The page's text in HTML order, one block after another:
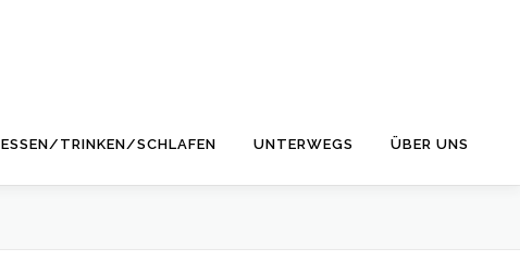
ESSEN/TRINKEN/SCHLAFEN UNTERWEGS ÜBER UNS